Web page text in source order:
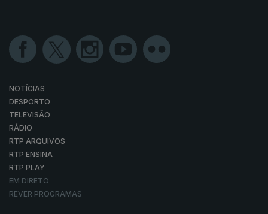
NOTÍCIAS
DESPORTO
TELEVISÃO
RÁDIO
RTP ARQUIVOS
RTP ENSINA
RTP PLAY
EM DIRETO
REVER PROGRAMAS